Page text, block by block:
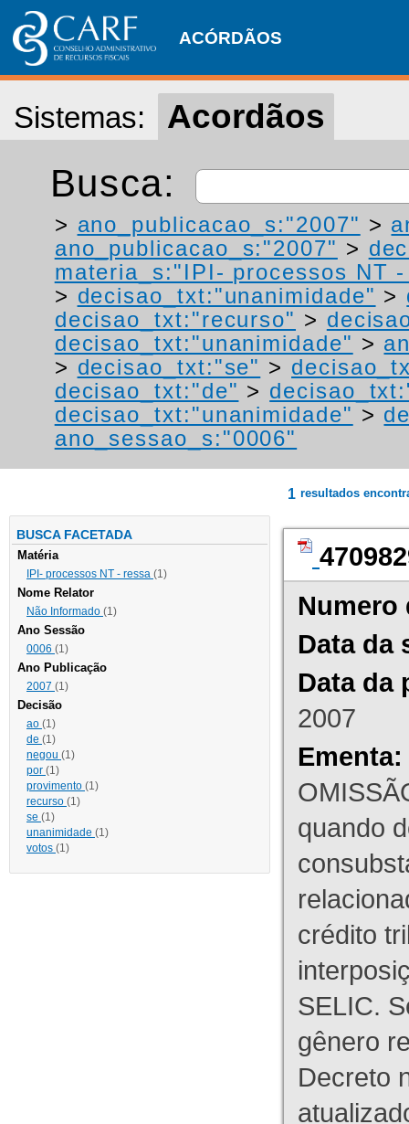
ACÓRDÃOS
Sistemas: Acordãos
Busca:
> ano_publicacao_s:"2007" >
ano_publicacao_s:"2007" >
materia_s:"IPI- processos NT
> decisao_txt:"unanimidade" >
decisao_txt:"recurso" >
decisao_txt:"unanimidade" >
> decisao_txt:"se" >
decisao_txt:"de" >
decisao_txt:"unanimidade" >
ano_sessao_s:"0006"
BUSCA FACETADA
Matéria
IPI- processos NT - ressa (1)
Nome Relator
Não Informado (1)
Ano Sessão
0006 (1)
Ano Publicação
2007 (1)
Decisão
ao (1)
de (1)
negou (1)
por (1)
provimento (1)
recurso (1)
se (1)
unanimidade (1)
votos (1)
1 resultados
Numero
Data da
Data da
2007
Ementa:
quando
crédito
SELIC.
gênero
Decreto